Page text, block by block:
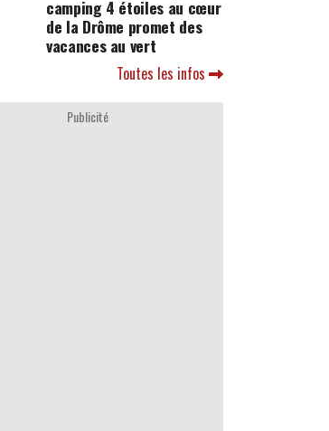
camping 4 étoiles au cœur
de la Drôme promet des
vacances au vert
Toutes les infos
Publicité